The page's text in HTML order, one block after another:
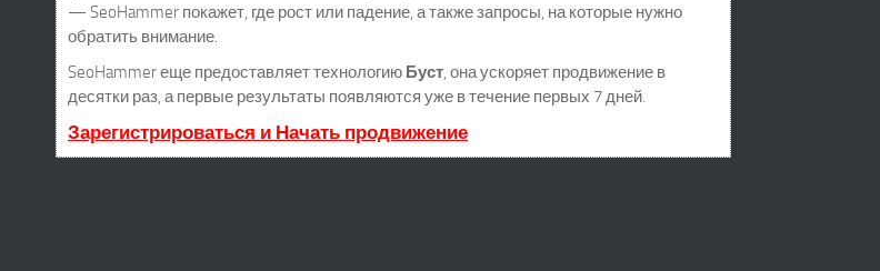
— SeoHammer покажет, где рост или падение, а также запросы, на которые нужно
обратить внимание.
SeoHammer еще предоставляет технологию Буст, она ускоряет продвижение в
десятки раз, а первые результаты появляются уже в течение первых 7 дней.
Зарегистрироваться и Начать продвижение